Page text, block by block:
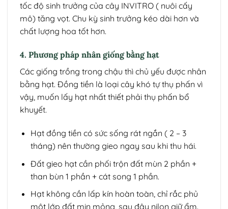
tốc độ sinh trưởng của cây INVITRO ( nuôi cấy
mô) tăng vọt. Chu kỳ sinh trưởng kéo dài hơn và
chất lượng hoa tốt hơn.
4. Phương pháp nhân giống bằng hạt
Các giống trồng trong chậu thì chủ yếu được nhân
bằng hạt. Đồng tiền là loại cây khó tự thụ phấn vì
vậy, muốn lấy hạt nhất thiết phải thụ phấn bổ
khuyết.
Hạt đồng tiền có sức sống rát ngắn ( 2 – 3
tháng) nên thường gieo ngay sau khi thu hái.
Đất gieo hạt cần phối trộn đất mùn 2 phần +
than bùn 1 phần + cát song 1 phần.
Hạt không cần lấp kín hoàn toàn, chỉ rắc phủ
một lớp đất mịn mỏng, sau đậy nilon giữ ẩm.